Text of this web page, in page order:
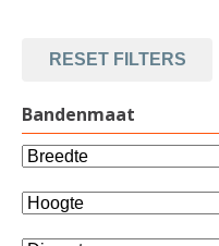
RESET FILTERS
Bandenmaat